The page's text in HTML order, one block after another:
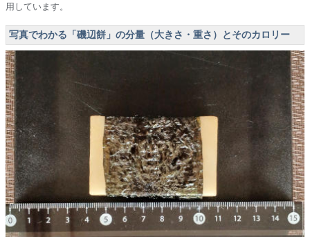
用しています。
写真でわかる「磯辺餅」の分量（大きさ・重さ）とそのカロリー